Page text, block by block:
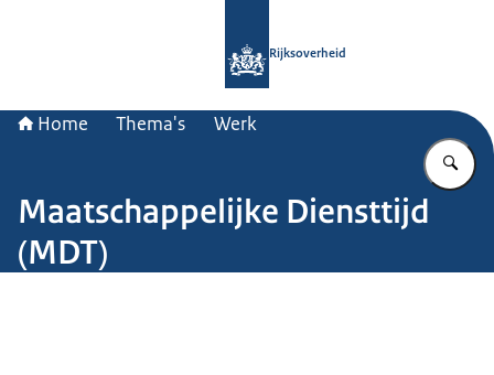
Rijksoverheid
Home Thema's Werk
Maatschappelijke Diensttijd
(MDT)